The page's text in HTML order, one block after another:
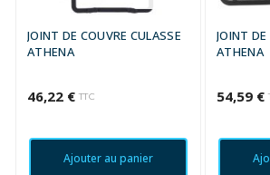
JOINT DE COUVRE CULASSE
ATHENA
46,22 € TTC
Ajouter au panier
JOINT DE
ATHENA
54,59 €